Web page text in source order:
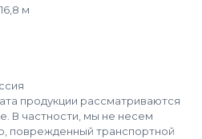
м
продукции рассматриваются
В частности, мы не несем
поврежденный транспортной